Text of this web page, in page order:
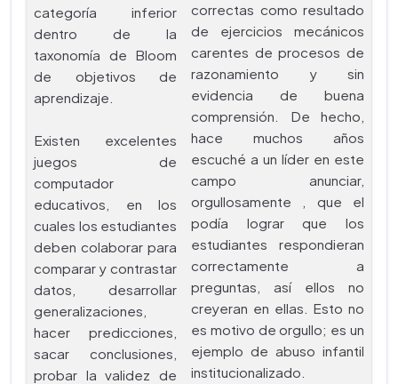
categoría inferior
dentro de la
taxonomía de Bloom
de objetivos de
aprendizaje.
Existen excelentes
juegos de
computador
educativos, en los
cuales los estudiantes
deben colaborar para
comparar y contrastar
datos, desarrollar
generalizaciones,
hacer predicciones,
sacar conclusiones,
probar la validez de
correctas como resultado
de ejercicios mecánicos
carentes de procesos de
razonamiento y sin
evidencia de buena
comprensión. De hecho,
hace muchos años
escuché a un líder en este
campo anunciar,
orgullosamente , que el
podía lograr que los
estudiantes respondieran
correctamente a
preguntas, así ellos no
creyeran en ellas. Esto no
es motivo de orgullo; es un
ejemplo de abuso infantil
institucionalizado.